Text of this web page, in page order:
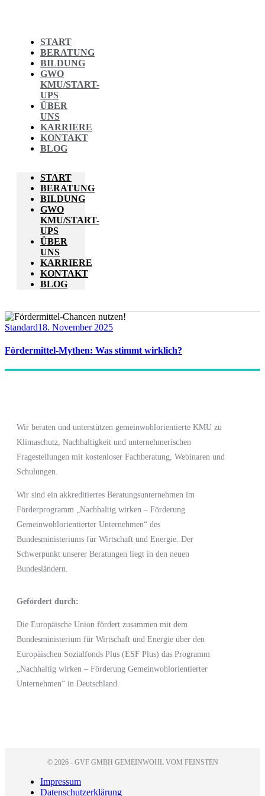
START
BERATUNG
BILDUNG
GWO
KMU/START-
UPS
ÜBER
UNS
KARRIERE
KONTAKT
BLOG
START
BERATUNG
BILDUNG
GWO
KMU/START-
UPS
ÜBER
UNS
KARRIERE
KONTAKT
BLOG
Standard18. November 2025
Fördermittel-Mythen: Was stimmt wirklich?
Wir beraten und unterstützen gemeinwohlorientierte KMU zu
Klimaschutz, Nachhaltigkeit und unternehmerischen
Fragestellungen mit kostenloser Fachberatung, Webinaren und
Schulungen.
Wir sind ein akkreditiertes Beratungsunternehmen im
Förderprogramm
„Nachhaltig wirken – Förderung
Gemeinwohlorientierter Unternehmen“ des
Bundesministeriums für Wirtschaft und Energie. Der
Schwerpunkt unserer Beratungen liegt in den neuen
Bundesländern.
Gefördert durch:
Die Europäische Union fördert zusammen mit dem
Bundesministerium für Wirtschaft und Energie über den
Europäischen Sozialfonds Plus (ESF Plus) das Programm
„Nachhaltig wirken – Förderung Gemeinwohlorientierter
Unternehmen“ in Deutschland.
© 2026 - GVF GMBH GEMEINWOHL VOM FEINSTEN
Impressum
Datenschutzerklärung